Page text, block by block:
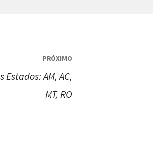
PRÓXIMO
Estados: AM, AC,
MT, RO